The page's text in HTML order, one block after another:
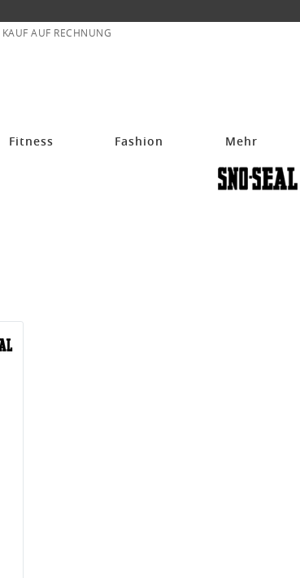
KAUF AUF RECHNUNG
Fitness Fashion Mehr